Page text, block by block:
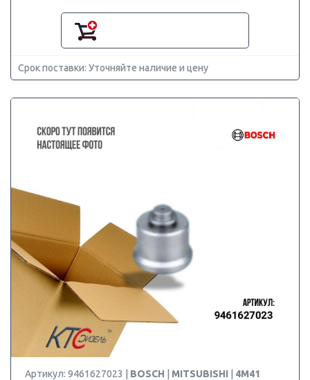
Срок поставки: Уточняйте наличие и цену
Артикул: 9461627023 | BOSCH MITSUBISHI 4M41